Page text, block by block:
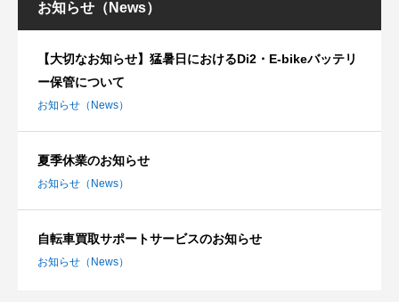
お知らせ（News）
【大切なお知らせ】猛暑日におけるDi2・E-bikeバッテリ
ー保管について
お知らせ（News）
夏季休業のお知らせ
お知らせ（News）
自転車買取サポートサービスのお知らせ
お知らせ（News）